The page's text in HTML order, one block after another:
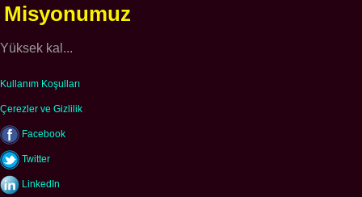
Misyonumuz
Yüksek kal...
Kullanım Koşulları
Çerezler ve Gizlilik
Facebook
Twitter
LinkedIn